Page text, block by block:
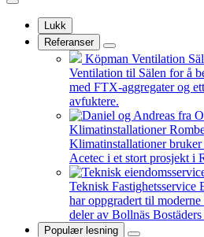
Lukk
Referanser
Köpman Ventilation
Ventilation til Sälen for å
med FTX-aggregater og
avfuktere.
Klimatinstallationer
Klimatinstallationer bruker
Acetec i et stort prosjekt i
Teknisk Fastighetsservice
har oppgradert til
deler av Bollnäs
Populær lesning